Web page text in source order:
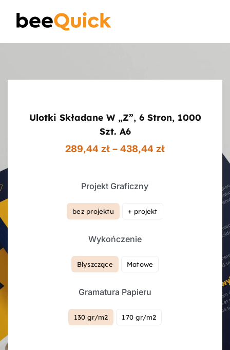
content
Banery Reklamowe
Plakaty
Kontakt
Koszyk
Konto
Ulotki Składane W „z”, 6 Stron, 1000
Szt. A6
289,44 zł – 438,44 złZakres
Projekt Graficzny
bez projektu + projekt
Wykończenie
Błyszczące Matowe
Gramatura Papieru
130 gr/m2 170 gr/m2